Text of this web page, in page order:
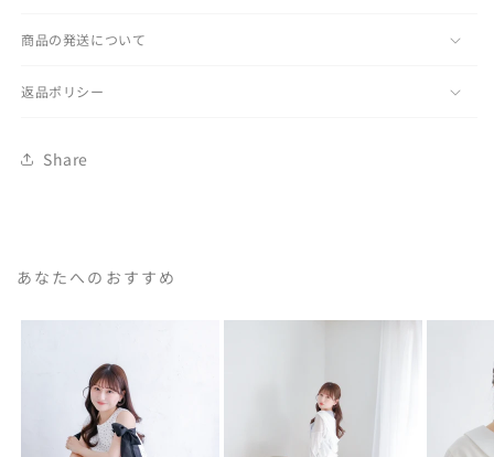
商品の発送について
返品ポリシー
Share
あなたへのおすすめ